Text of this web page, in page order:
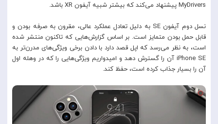
MyDrivers پیشنهاد می‌کند که بیشتر شبیه آیفون XR باشد.
نسل دوم آیفون SE به دلیل تعادل عملکرد عالی، مقرون به صرفه بودن و
قابل حمل بودن متمایز است. بر اساس گزارش‌هایی که تاکنون منتشر شده
است، به نظر می‌رسد که اپل قصد دارد با دادن برخی ویژگی‌های مدرن‌تر به
iPhone SE آن را گسترش دهد و امیدواریم ویژگی‌هایی را که در وهله اول
آن را بسیار جذاب کرده است، حفظ کند.